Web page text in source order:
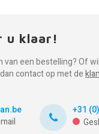
u klaar!
van een bestelling? Of
contact op met de
+31